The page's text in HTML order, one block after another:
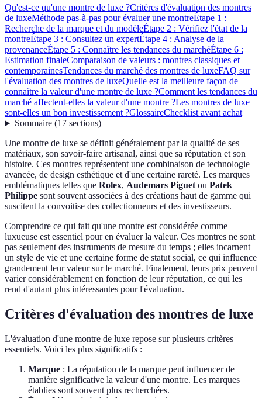
Qu'est-ce qu'une montre de luxe ?Critères d'évaluation des montres
de luxeMéthode pas-à-pas pour évaluer une montreÉtape 1 :
Recherche de la marque et du modèleÉtape 2 : Vérifiez l'état de la
montreÉtape 3 : Consultez un expertÉtape 4 : Analyse de la
provenanceÉtape 5 : Connaître les tendances du marchéÉtape 6 :
Estimation finaleComparaison de valeurs : montres classiques et
contemporainesTendances du marché des montres de luxeFAQ sur
l'évaluation des montres de luxeQuelle est la meilleure façon de
connaître la valeur d'une montre de luxe ?Comment les tendances du
marché affectent-elles la valeur d'une montre ?Les montres de luxe
sont-elles un bon investissement ?GlossaireChecklist avant achat
Sommaire(17 sections)
Une montre de luxe se définit généralement par la qualité de ses
matériaux, son savoir-faire artisanal, ainsi que sa réputation et son
histoire. Ces montres représentent une combinaison de technologie
avancée, de design esthétique et d'une certaine rareté. Les marques
emblématiques telles que Rolex, Audemars Piguetou Patek
Philippe sont souvent associées à des créations haut de gamme qui
suscitent la convoitise des collectionneurs et des investisseurs.
Comprendre ce qui fait qu'une montre est considérée comme
luxueuse est essentiel pour en évaluer la valeur. Ces montres ne sont
pas seulement des instruments de mesure du temps ; elles incarnent
un style de vie et une certaine forme de statut social, ce qui influence
grandement leur valeur sur le marché. Finalement, leurs prix peuvent
varier considérablement en fonction de leur réputation, ce qui les
rend d'autant plus intéressantes pour l'évaluation.
Critères d'évaluation des montres de luxe
L'évaluation d'une montre de luxe repose sur plusieurs critères
essentiels. Voici les plus significatifs :
Marque : La réputation de la marque peut influencer de
manière significative la valeur d'une montre. Les marques
établies sont souvent plus recherchées.